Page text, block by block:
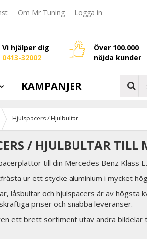
Om Mr Tuning Logga in
Vi hjälper dig
0413-32002
Över 100.000
nöjda kunder
KAMPANJER
Hjulspacers / Hjulbultar
/ HJULBULTAR TILL
till din Mercedes Benz Klass E.
ur ett stycke aluminium i mycket
låsbultar och hjulspacers är av högsta
priser och snabba leveranser.
ett brett sortiment utav andra bildelar